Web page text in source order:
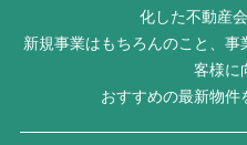
化した不動産
新規事業はもちろんのこと、
客様に
おすすめの最新物件